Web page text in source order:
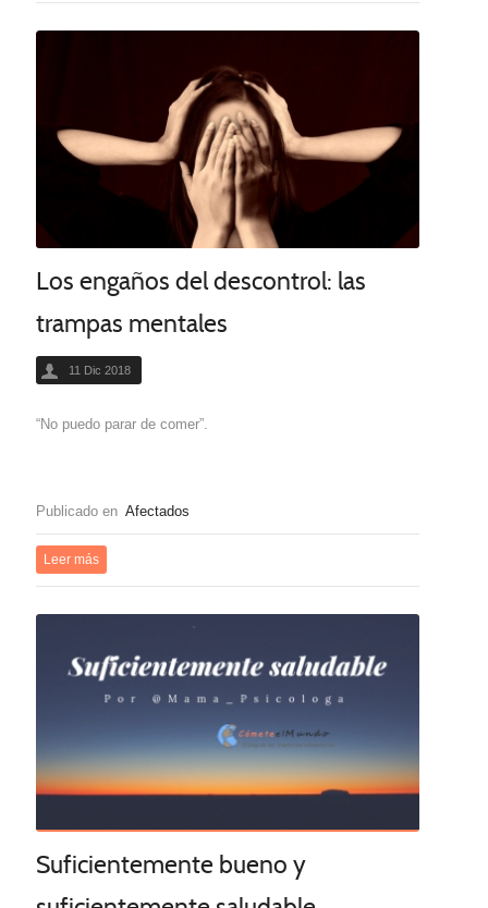
Los engaños del descontrol: las
trampas mentales
11 Dic 2018
“No puedo parar de comer”.
Publicado en Afectados
Leer más
Suficientemente bueno y